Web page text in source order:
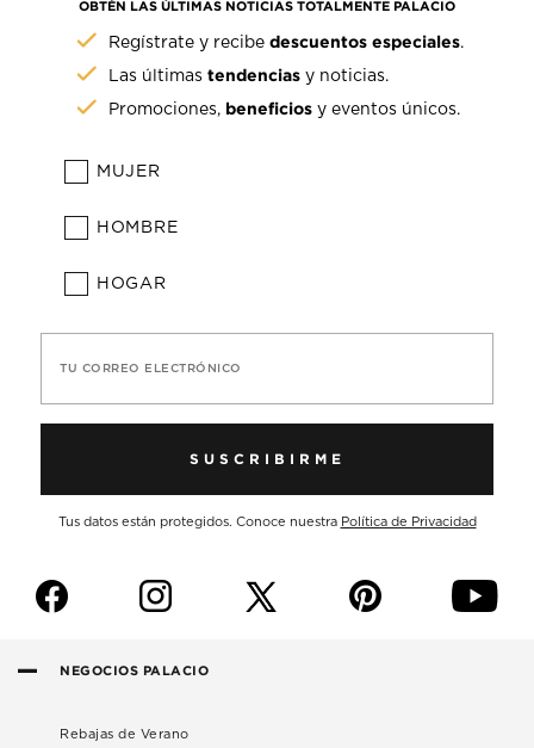
OBTÉN LAS ÚLTIMAS NOTICIAS TOTALMENTE PALACIO
Regístrate y recibedescuentos especiales.
Las últimastendencias y noticias.
Promociones, beneficios y eventos únicos.
MUJER
HOMBRE
HOGAR
TU CORREO ELECTRÓNICO
SUSCRIBIRME
Tus datos están protegidos. Conoce nuestra Política de Privacidad
f i p y
NEGOCIOS PALACIO
Rebajas de Verano